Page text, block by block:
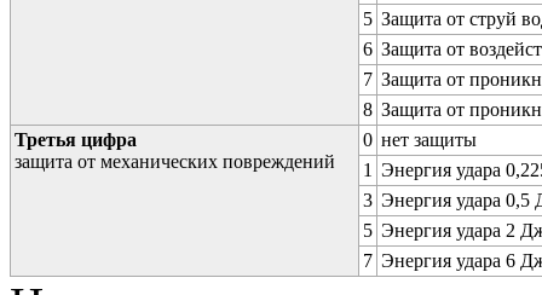
5 Защита от струй
6 Защита от
7 Защита от
8 Защита от
Третья цифра
защита от механических повреждений
0 нет защиты
1 Энергия удара
3 Энергия удара 0,5
5 Энергия удара 2
7 Энергия удара 6